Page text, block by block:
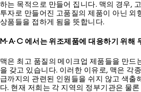
하는 목적으로 만들어 집니다. 맥의 경우,
투자로 만들어진 고품질의 제품이 아닌 외
상품들을 접하게 됨을 뜻합니다.
M·A·C 에서는 위조제품에 대응하기 위해
맥은 최고 품질의 메이크업 제품들을 만드
을 갖고 있습니다. 이러한 이유로, 맥은 각
급까지의 관련된 인원들을 쉬지 않고 색출
다. 현재 저희는 각 지역의 정부기관은 물